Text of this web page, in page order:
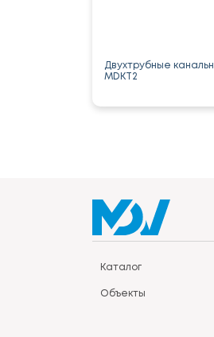
Двухтрубные
MDKT2
Каталог
Объекты